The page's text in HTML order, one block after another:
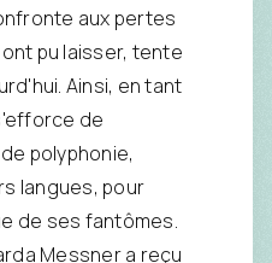
aux pertes
pu laisser, tente
Ainsi, en tant
de
polyphonie,
langues, pour
de ses fantômes.
Messner a reçu